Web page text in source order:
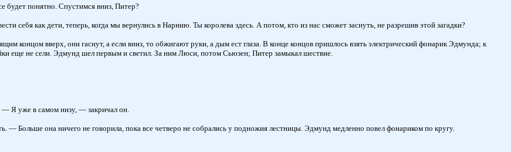
понятно. Спустимся вниз, Питер?
как дети, теперь, когда мы вернулись в Нарнию. Ты королева здесь. А потом, кто из нас сможет заснуть, не разрешив этой загадки?
концом вверх, они гаснут, а если вниз, то обжигают руки, а дым ест глаза. В конце концов пришлось взять электрический фонарик Эдмунда; к
еще не сели. Эдмунд шел первым и светил. За ним Люси, потом Сьюзен; Питер замыкал шествие.
— Я уже в самом низу, — закричал он.
Больше она ничего не говорила, пока все четверо не собрались у подножия лестницы. Эдмунд медленно повел фонариком по кругу.